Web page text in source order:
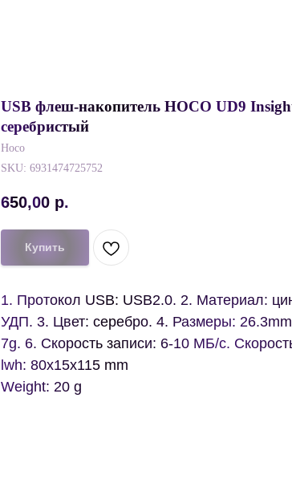
USB флеш-накопитель HOCO UD9
серебристый
Hoco
SKU: 6931474725752
650,00 р.
Купить
1. Протокол USB: USB2.0. 2. Материал:
УДП. 3. Цвет: серебро. 4. Размеры:
7g. 6. Скорость записи: 6-10 МБ/с.
lwh: 80x15x115 mm
Weight: 20 g